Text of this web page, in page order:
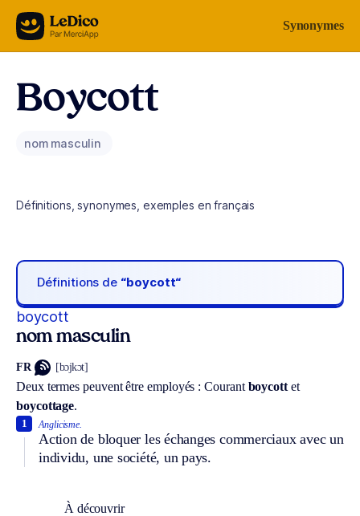
Aller au contenu Synonymes
Boycott
nom masculin
Définitions, synonymes, exemples en français
Définitions de “boycott“
boycott
nom masculin
FR [bɔjkɔt]
Deux termes peuvent être employés :Courant boycottet
boycottage.
Anglicisme.
Action de bloquer les échanges commerciaux avec un
individu, une société, un pays.
1
À découvrir